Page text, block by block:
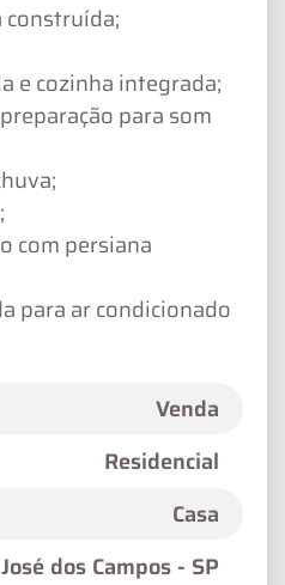
construída;
e cozinha integrada;
para som
com persiana
para ar condicionado
Venda
Residencial
Casa
dos Campos - SP